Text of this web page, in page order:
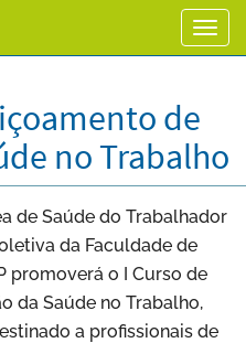
de
no Trabalho
de Saúde do Trabalhador
da Faculdade de
promoverá o I Curso de
da Saúde no Trabalho,
a profissionais de